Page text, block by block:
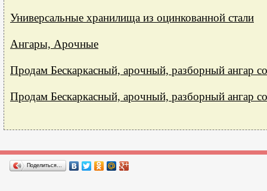
Универсальные хранилища из оцинкованной стали
Ангары, Арочные
Продам Бескаркасный, арочный, разборный ангар
Продам Бескаркасный, арочный, разборный ангар
Поделиться…